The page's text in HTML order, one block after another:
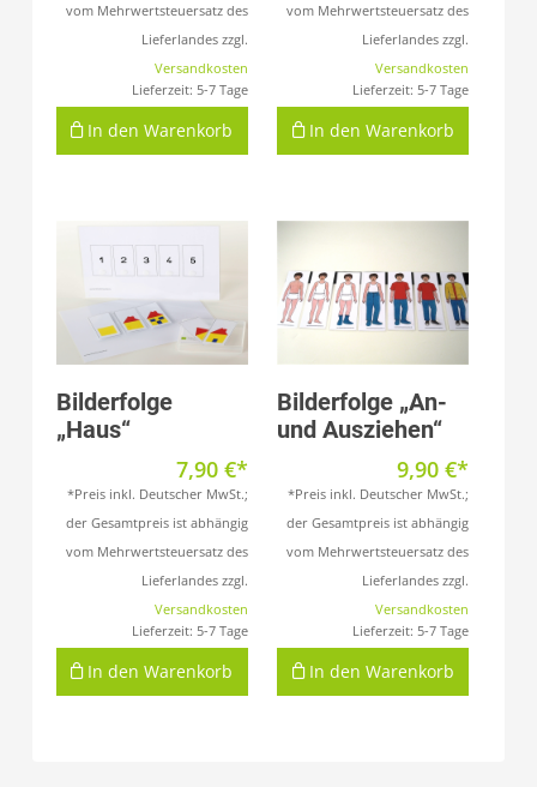
In den Warenkorb
vom Mehrwertsteuersatz des
Lieferlandes zzgl.
Versandkosten
Lieferzeit: 5-7 Tage
In den Warenkorb
vom Mehrwertsteuersatz des
Lieferlandes zzgl.
Versandkosten
Lieferzeit: 5-7 Tage
Produkt anzeigen
Bilderfolge
„Haus“
In den Warenkorb
7,90 €
*Preis inkl. Deutscher MwSt.;
der Gesamtpreis ist abhängig
vom Mehrwertsteuersatz des
Lieferlandes zzgl.
Versandkosten
Lieferzeit: 5-7 Tage
Produkt anzeigen
Bilderfolge „An-
und Ausziehen“
In den Warenkorb
9,90 €
*Preis inkl. Deutscher MwSt.;
der Gesamtpreis ist abhängig
vom Mehrwertsteuersatz des
Lieferlandes zzgl.
Versandkosten
Lieferzeit: 5-7 Tage